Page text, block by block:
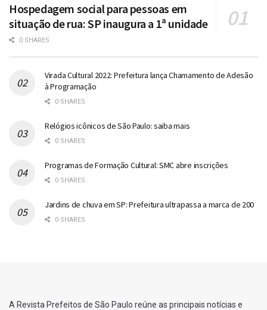
Hospedagem social para pessoas em
situação de rua: SP inaugura a 1ª unidade
0 SHARES
Virada Cultural 2022: Prefeitura lança Chamamento de Adesão
à Programação
0 SHARES
Relógios icônicos de São Paulo: saiba mais
0 SHARES
Programas de Formação Cultural: SMC abre inscrições
0 SHARES
Jardins de chuva em SP: Prefeitura ultrapassa a marca de 200
0 SHARES
A Revista Prefeitos de São Paulo reúne as principais notícias e